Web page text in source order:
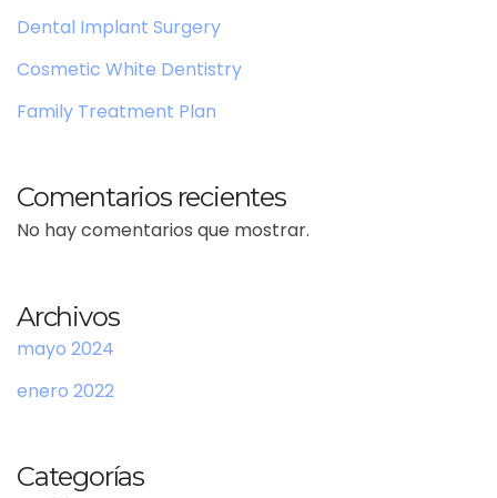
Dental Implant Surgery
Cosmetic White Dentistry
Family Treatment Plan
Comentarios recientes
No hay comentarios que mostrar.
Archivos
mayo 2024
enero 2022
Categorías